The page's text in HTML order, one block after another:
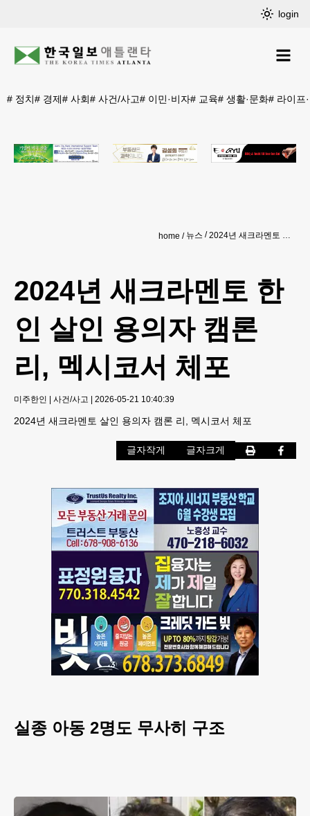
login
# 정치# 경제# 사회# 사건/사고# 이민·비자# 교육# 생활·문화# 라이프
home 뉴스 2024년 새크라멘토 한인 살인 용의자 캠론 리, 멕시코서 체포
2024년 새크라멘토 한
인 살인 용의자 캠론
리, 멕시코서 체포
미주한인 | 사건/사고 | 2026-05-21 10:40:39
2024년 새크라멘토 살인 용의자 캠론 리, 멕시코서 체포
글자작게 글자크게
실종 아동 2명도 무사히 구조